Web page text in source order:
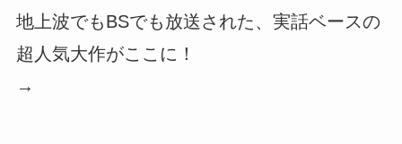
地上波でもBSでも放送された、実話ベースの
超人気大作がここに！
→